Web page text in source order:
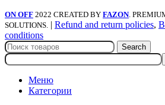
ON OFF 2022 CREATED BY FAZON.
SOLUTIONS. | Refund and return policies,
conditions
Search
Меню
Категории